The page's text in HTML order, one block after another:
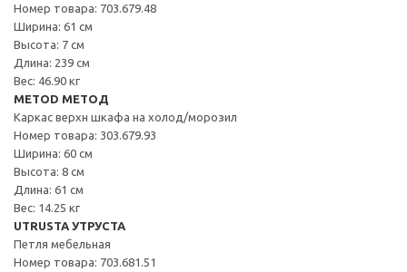
Номер товара: 703.679.48
Ширина: 61 см
Высота: 7 см
Длина: 239 см
Вес: 46.90 кг
METOD МЕТОД
Каркас верхн шкафа на холод/морозил
Номер товара: 303.679.93
Ширина: 60 см
Высота: 8 см
Длина: 61 см
Вес: 14.25 кг
UTRUSTA УТРУСТА
Петля мебельная
Номер товара: 703.681.51